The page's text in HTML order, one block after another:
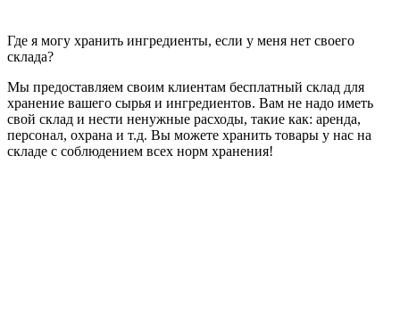
Где я могу хранить ингредиенты, если у меня нет своего
склада?
Мы предоставляем своим клиентам бесплатный склад для
хранение вашего сырья и ингредиентов. Вам не надо иметь
свой склад и нести ненужные расходы, такие как: аренда,
персонал, охрана и т.д. Вы можете хранить товары у нас на
складе с соблюдением всех норм хранения!